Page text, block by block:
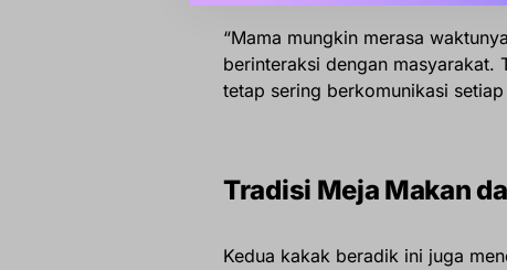
“Mama mungkin merasa
berinteraksi dengan masyarakat.
tetap sering berkomunikasi setiap
Tradisi Meja Makan
Kedua kakak beradik ini juga